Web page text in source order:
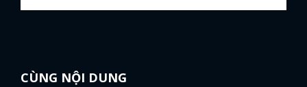
CÙNG NỘI DUNG